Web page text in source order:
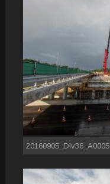
20160905_Div36_A0005